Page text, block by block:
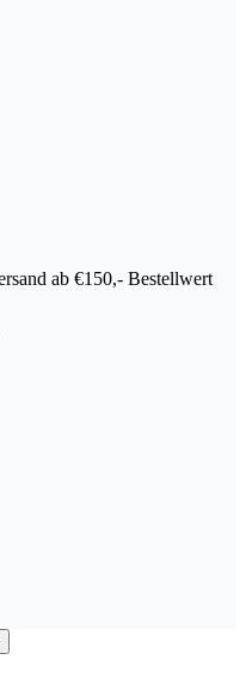
ab €150,- Bestellwert